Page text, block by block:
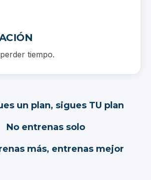
tiempo.
un plan, sigues TU plan
No entrenas solo
más, entrenas mejor